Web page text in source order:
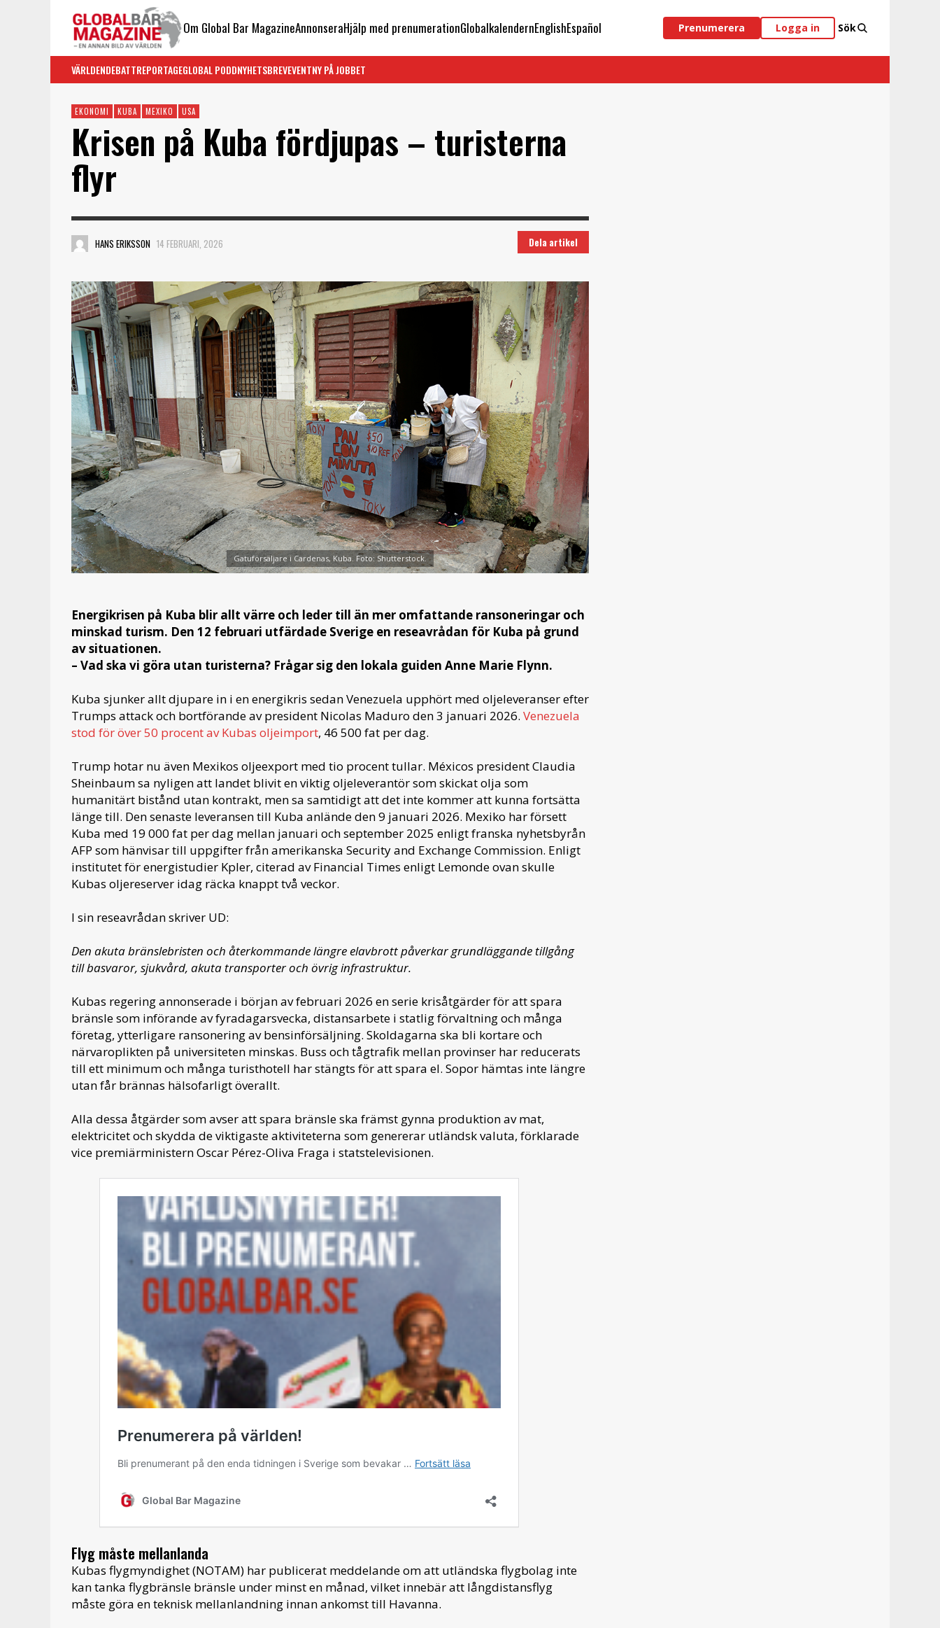
Om Global Bar MagazineAnnonseraHjälp med prenumerationGlobalkalendernEnglishEspañol Prenumerera Logga in Sök
VÄRLDENDEBATTREPORTAGEGLOBAL PODDNYHETSBREVEVENTNY PÅ JOBBET
EKONOMI KUBA MEXIKO USA
Krisen på Kuba fördjupas – turisterna
flyr
HANS ERIKSSON 14 FEBRUARI, 2026 Dela artikel
Gatuförsäljare i Cardenas, Kuba. Foto: Shutterstock.
Energikrisen på Kuba blir allt värre och leder till än mer omfattande ransoneringar och
minskad turism. Den 12 februari utfärdade Sverige en reseavrådan för Kuba på grund
av situationen.
– Vad ska vi göra utan turisterna? Frågar sig den lokala guiden Anne Marie Flynn.
Kuba sjunker allt djupare in i en energikris sedan Venezuela upphört med oljeleveranser efter
Trumps attack och bortförande av president Nicolas Maduro den 3 januari 2026. Venezuela
stod för över 50 procent av Kubas oljeimport, 46 500 fat per dag.
Trump hotar nu även Mexikos oljeexport med tio procent tullar. Méxicos president Claudia
Sheinbaum sa nyligen att landet blivit en viktig oljeleverantör som skickat olja som
humanitärt bistånd utan kontrakt, men sa samtidigt att det inte kommer att kunna fortsätta
länge till. Den senaste leveransen till Kuba anlände den 9 januari 2026. Mexiko har försett
Kuba med 19 000 fat per dag mellan januari och september 2025 enligt franska nyhetsbyrån
AFP som hänvisar till uppgifter från amerikanska Security and Exchange Commission. Enligt
institutet för energistudier Kpler, citerad av Financial Times enligt Lemonde ovan skulle
Kubas oljereserver idag räcka knappt två veckor.
I sin reseavrådan skriver UD:
Den akuta bränslebristen och återkommande längre elavbrott påverkar grundläggande tillgång
till basvaror, sjukvård, akuta transporter och övrig infrastruktur.
Kubas regering annonserade i början av februari 2026 en serie krisåtgärder för att spara
bränsle som införande av fyradagarsvecka, distansarbete i statlig förvaltning och många
företag, ytterligare ransonering av bensinförsäljning. Skoldagarna ska bli kortare och
närvaroplikten på universiteten minskas. Buss och tågtrafik mellan provinser har reducerats
till ett minimum och många turisthotell har stängts för att spara el. Sopor hämtas inte längre
utan får brännas hälsofarligt överallt.
Alla dessa åtgärder som avser att spara bränsle ska främst gynna produktion av mat,
elektricitet och skydda de viktigaste aktiviteterna som genererar utländsk valuta, förklarade
vice premiärministern Oscar Pérez-Oliva Fraga i statstelevisionen.
Flyg måste mellanlanda
Kubas flygmyndighet (NOTAM) har publicerat meddelande om att utländska flygbolag inte
kan tanka flygbränsle bränsle under minst en månad, vilket innebär att långdistansflyg
måste göra en teknisk mellanlandning innan ankomst till Havanna.